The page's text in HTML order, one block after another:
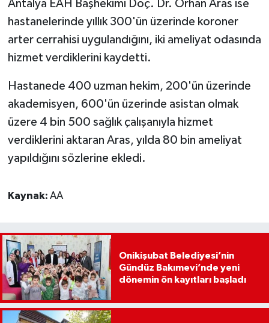
Antalya EAH Başhekimi Doç. Dr. Orhan Aras ise
hastanelerinde yıllık 300'ün üzerinde koroner
arter cerrahisi uygulandığını, iki ameliyat odasında
hizmet verdiklerini kaydetti.
Hastanede 400 uzman hekim, 200'ün üzerinde
akademisyen, 600'ün üzerinde asistan olmak
üzere 4 bin 500 sağlık çalışanıyla hizmet
verdiklerini aktaran Aras, yılda 80 bin ameliyat
yapıldığını sözlerine ekledi.
Kaynak: AA
Onikişubat Belediyesi’nin
Gündüz Bakımevi’nde yeni
dönemin ön kayıtları başladı